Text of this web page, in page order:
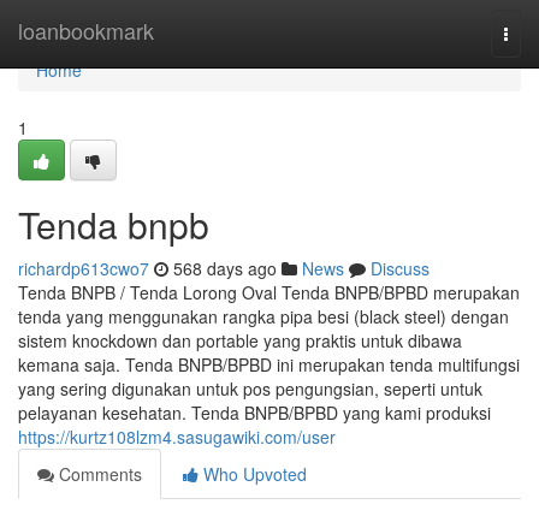
loanbookmark
Home
Home
1
Tenda bnpb
richardp613cwo7 568 days ago News
Discuss
Tenda BNPB / Tenda Lorong Oval Tenda BNPB/BPBD merupakan
tenda yang menggunakan rangka pipa besi (black steel) dengan
sistem knockdown dan portable yang praktis untuk dibawa
kemana saja. Tenda BNPB/BPBD ini merupakan tenda multifungsi
yang sering digunakan untuk pos pengungsian, seperti untuk
pelayanan kesehatan. Tenda BNPB/BPBD yang kami produksi
https://kurtz108lzm4.sasugawiki.com/user
Comments
Who Upvoted